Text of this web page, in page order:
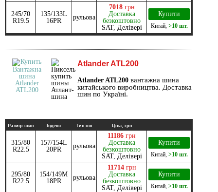
245/70
R19.5
135/133L
16PR
рульова
7018 грн
Доставка
безкоштовно
SAT, Делівері
Купити
Китай, >10 шт.
Atlander ATL200
Atlander ATL200 вантажна шина
китайського виробництва. Доставка
шин по Україні.
Размір шин Індекс Тип осі Ціна, грн
315/80
R22.5
157/154L
20PR
рульова
11186 грн
Доставка
безкоштовно
SAT, Делівері
Купити
Китай, >10 шт.
295/80
R22.5
154/149M
18PR
рульова
11714 грн
Доставка
безкоштовно
SAT, Делівері
Купити
Китай, >10 шт.